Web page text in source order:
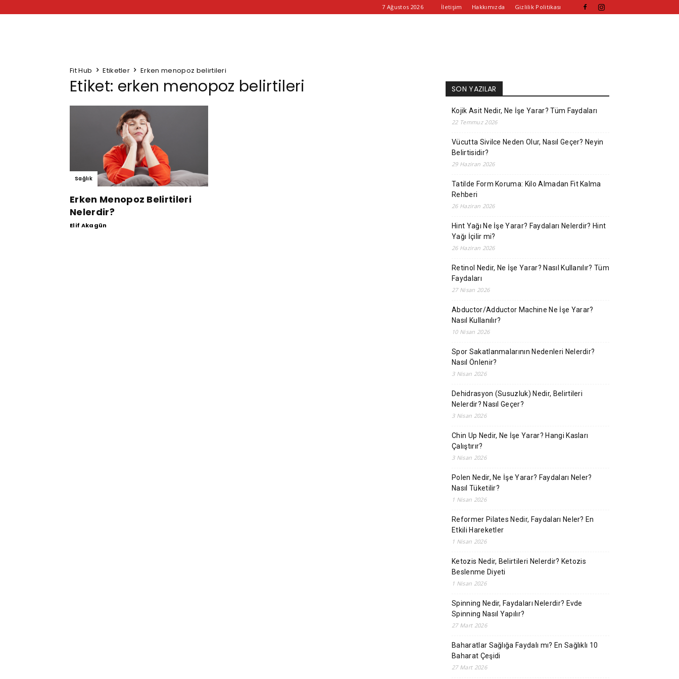
7 Ağustos 2026 İletişim Hakkımızda Gizlilik Politikası
Fit Hub Etiketler Erken menopoz belirtileri
Etiket: erken menopoz belirtileri
Sağlık
Erken Menopoz Belirtileri
Nelerdir?
Elif Akagün
SON YAZILAR
Kojik Asit Nedir, Ne İşe Yarar? Tüm Faydaları
22 Temmuz 2026
Vücutta Sivilce Neden Olur, Nasıl Geçer? Neyin
Belirtisidir?
29 Haziran 2026
Tatilde Form Koruma: Kilo Almadan Fit Kalma
Rehberi
26 Haziran 2026
Hint Yağı Ne İşe Yarar? Faydaları Nelerdir? Hint
Yağı İçilir mi?
26 Haziran 2026
Retinol Nedir, Ne İşe Yarar? Nasıl Kullanılır? Tüm
Faydaları
27 Nisan 2026
Abductor/Adductor Machine Ne İşe Yarar?
Nasıl Kullanılır?
10 Nisan 2026
Spor Sakatlanmalarının Nedenleri Nelerdir?
Nasıl Önlenir?
3 Nisan 2026
Dehidrasyon (Susuzluk) Nedir, Belirtileri
Nelerdir? Nasıl Geçer?
3 Nisan 2026
Chin Up Nedir, Ne İşe Yarar? Hangi Kasları
Çalıştırır?
3 Nisan 2026
Polen Nedir, Ne İşe Yarar? Faydaları Neler?
Nasıl Tüketilir?
1 Nisan 2026
Reformer Pilates Nedir, Faydaları Neler? En
Etkili Hareketler
1 Nisan 2026
Ketozis Nedir, Belirtileri Nelerdir? Ketozis
Beslenme Diyeti
1 Nisan 2026
Spinning Nedir, Faydaları Nelerdir? Evde
Spinning Nasıl Yapılır?
27 Mart 2026
Baharatlar Sağlığa Faydalı mı? En Sağlıklı 10
Baharat Çeşidi
27 Mart 2026